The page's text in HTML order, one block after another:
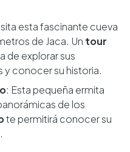
esta fascinante cueva
de Jaca. Un tour
de explorar sus
conocer su historia.
: Esta pequeña ermita
de los
te permitirá conocer su